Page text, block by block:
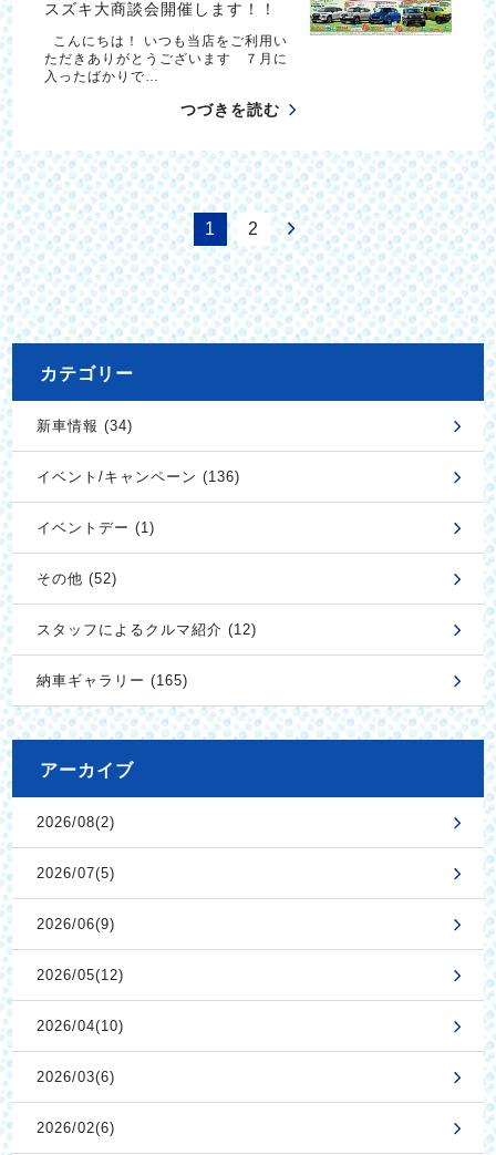
スズキ大商談会開催します！！
こんにちは！ いつも当店をご利用い
ただきありがとうございます ７月に
入ったばかりで…
つづきを読む
1 2
カテゴリー
新車情報 (34)
イベント/キャンペーン (136)
イベントデー (1)
その他 (52)
スタッフによるクルマ紹介 (12)
納車ギャラリー (165)
アーカイブ
2026/08(2)
2026/07(5)
2026/06(9)
2026/05(12)
2026/04(10)
2026/03(6)
2026/02(6)